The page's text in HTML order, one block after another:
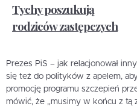
Tychy poszukują
rodziców zastępczych
Prezes PiS – jak relacjonował
się też do polityków z apelem,
promocję programu szczepień
mówić, że „musimy w końcu z tą